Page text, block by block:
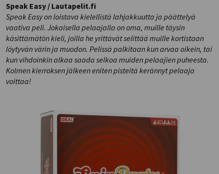
Speak Easy / Lautapelit.fi
Speak Easy on loistava kielellistä lahjakkuutta ja päättelyä
vaativa peli. Jokaisella pelaajalla on oma, muille täysin
käsittämätön kieli, joilla he yrittävät selittää muille kortistaan
löytyvän värin ja muodon. Pelissä palkitaan kun arvaa oikein, tai
kun vihdoinkin alkaa saada selkoa muiden pelaajien puheesta.
Kolmen kierroksen jälkeen eniten pisteitä kerännyt pelaaja
voittaa!